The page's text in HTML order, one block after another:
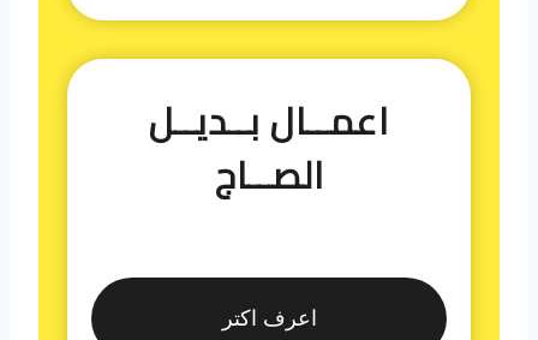
اعمــال بــديــل
الصــاج
اعرف اكتر